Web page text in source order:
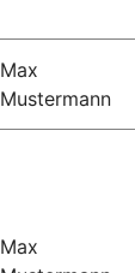
Max
Mustermann
Max